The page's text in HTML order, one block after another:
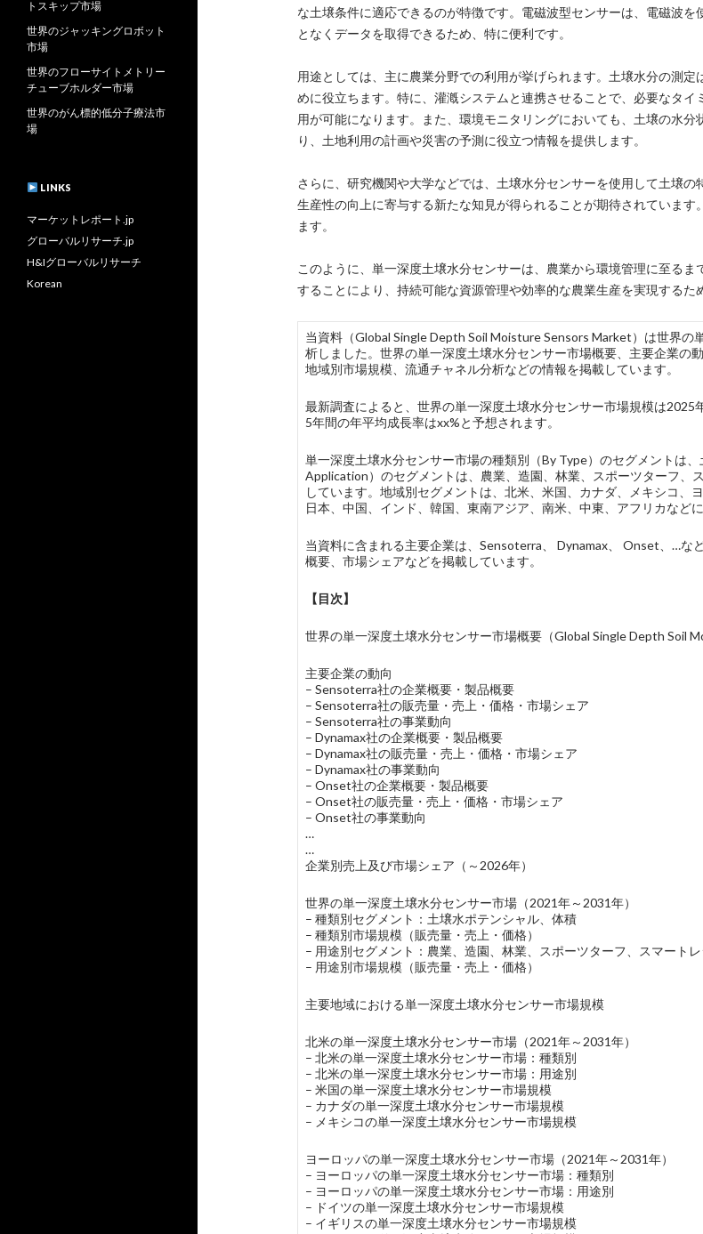
な土壌条件に適応できるのが特徴です。電磁波型センサーは、電磁波
となくデータを取得できるため、特に便利です。
用途としては、主に農業分野での利用が挙げられます。土壌水分の測
めに役立ちます。特に、灌漑システムと連携させることで、必要なタ
用が可能になります。また、環境モニタリングにおいても、土壌の水
り、土地利用の計画や災害の予測に役立つ情報を提供します。
さらに、研究機関や大学などでは、土壌水分センサーを使用して土壌
生産性の向上に寄与する新たな知見が得られることが期待されていま
ます。
このように、単一深度土壌水分センサーは、農業から環境管理に至る
することにより、持続可能な資源管理や効率的な農業生産を実現するた
当資料（Global Single Depth Soil Moisture Sensors Market）は世界
析しました。世界の単一深度土壌水分センサー市場概要、主要企業
地域別市場規模、流通チャネル分析などの情報を掲載しています。
最新調査によると、世界の単一深度土壌水分センサー市場規模は
5年間の年平均成長率はxx%と予想されます。
単一深度土壌水分センサー市場の種類別（By Type）のセグメントは
Application）のセグメントは、農業、造園、林業、スポーツターフ、
しています。地域別セグメントは、北米、米国、カナダ、メキシコ、
日本、中国、インド、韓国、東南アジア、南米、中東、アフリカなど
当資料に含まれる主要企業は、Sensoterra、 Dynamax、 Onset、…
概要、市場シェアなどを掲載しています。
【目次】
世界の単一深度土壌水分センサー市場概要（Global Single Depth Soil
主要企業の動向
– Sensoterra社の企業概要・製品概要
– Sensoterra社の販売量・売上・価格・市場シェア
– Sensoterra社の事業動向
– Dynamax社の企業概要・製品概要
– Dynamax社の販売量・売上・価格・市場シェア
– Dynamax社の事業動向
– Onset社の企業概要・製品概要
– Onset社の販売量・売上・価格・市場シェア
– Onset社の事業動向
…
…
企業別売上及び市場シェア（～2026年）
世界の単一深度土壌水分センサー市場（2021年～2031年）
– 種類別セグメント：土壌水ポテンシャル、体積
– 種類別市場規模（販売量・売上・価格）
– 用途別セグメント：農業、造園、林業、スポーツターフ、スマート
– 用途別市場規模（販売量・売上・価格）
主要地域における単一深度土壌水分センサー市場規模
北米の単一深度土壌水分センサー市場（2021年～2031年）
– 北米の単一深度土壌水分センサー市場：種類別
– 北米の単一深度土壌水分センサー市場：用途別
– 米国の単一深度土壌水分センサー市場規模
– カナダの単一深度土壌水分センサー市場規模
– メキシコの単一深度土壌水分センサー市場規模
ヨーロッパの単一深度土壌水分センサー市場（2021年～2031年）
– ヨーロッパの単一深度土壌水分センサー市場：種類別
– ヨーロッパの単一深度土壌水分センサー市場：用途別
– ドイツの単一深度土壌水分センサー市場規模
– イギリスの単一深度土壌水分センサー市場規模
トスキップ市場
世界のジャッキングロボット
市場
世界のフローサイトメトリー
チューブホルダー市場
世界のがん標的低分子療法市
場
LINKS
マーケットレポート.jp
グローバルリサーチ.jp
H&Iグローバルリサーチ
Korean